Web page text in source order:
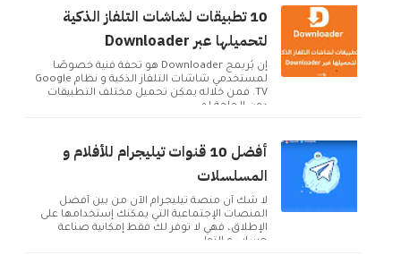
10 تطبيقات لشاشات التلفاز الذكية
لتحميلها عبر Downloader
إن بُريمج Downloader هو تحفة فنية خصوصًا
لمستخدمي شاشات التلفاز الذكية و نظام Google
TV. فمن خلاله يمكن تحميل مختلف التطبيقات
دون الحاجة لم...
أفضل 10 قنوات تيليجرام للأفلام و
المسلسلات
لا شك أن منصة تيليجرام الآن من بين أفضل
المنصات الإجتماعية التي يمكنك إستخدامها على
الإطلاق، فهي لا توفر لك فقط إمكانية صناعة
حساب و التوا...